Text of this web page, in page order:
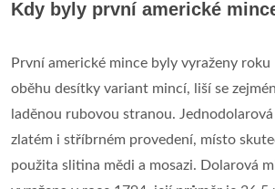
Kdy byly první americké
První americké mince byly vyraženy
oběhu desítky variant mincí, liší se
laděnou rubovou stranou.
zlatém i stříbrném provedení, místo
použita slitina mědi a mosazi. Dolarová